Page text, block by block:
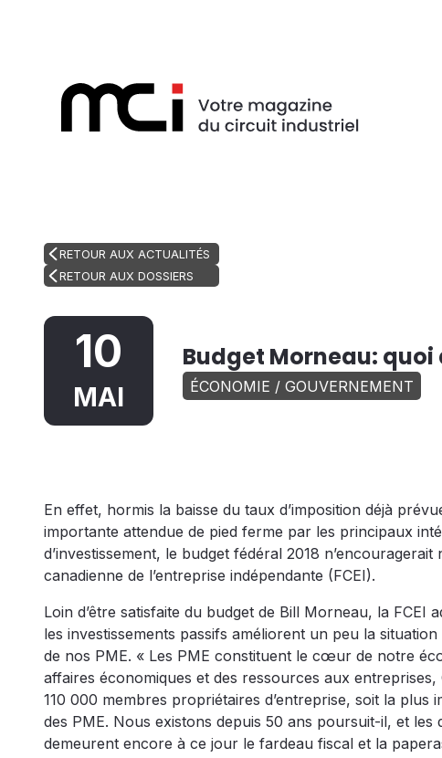
RETOUR AUX ACTUALITÉS
RETOUR AUX DOSSIERS
10
MAI
Budget Morneau: quoi
ÉCONOMIE / GOUVERNEMENT
En effet, hormis la baisse du taux d’imposition déjà
importante attendue de pied ferme par les principaux
d’investissement, le budget fédéral 2018
canadienne de l’entreprise indépendante (FCEI).
Loin d’être satisfaite du budget de Bill Morneau, la
les investissements passifs améliorent un peu la
de nos PME. « Les PME constituent le cœur de notre
affaires économiques et des ressources aux
110 000 membres propriétaires d’entreprise, soit la
des PME. Nous existons depuis 50 ans poursuit-il, et
demeurent encore à ce jour le fardeau fiscal et la